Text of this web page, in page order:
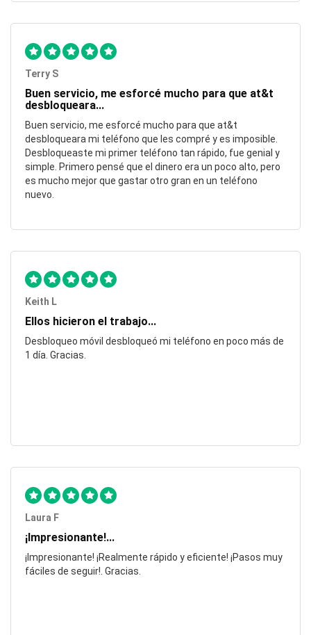
Terry S
Buen servicio, me esforcé mucho para que at&t
desbloqueara...
Buen servicio, me esforcé mucho para que at&t
desbloqueara mi teléfono que les compré y es imposible.
Desbloqueaste mi primer teléfono tan rápido, fue genial y
simple. Primero pensé que el dinero era un poco alto, pero
es mucho mejor que gastar otro gran en un teléfono
nuevo.
Keith L
Ellos hicieron el trabajo...
Desbloqueo móvil desbloqueó mi teléfono en poco más de
1 día. Gracias.
Laura F
¡Impresionante!...
¡Impresionante! ¡Realmente rápido y eficiente! ¡Pasos muy
fáciles de seguir!. Gracias.